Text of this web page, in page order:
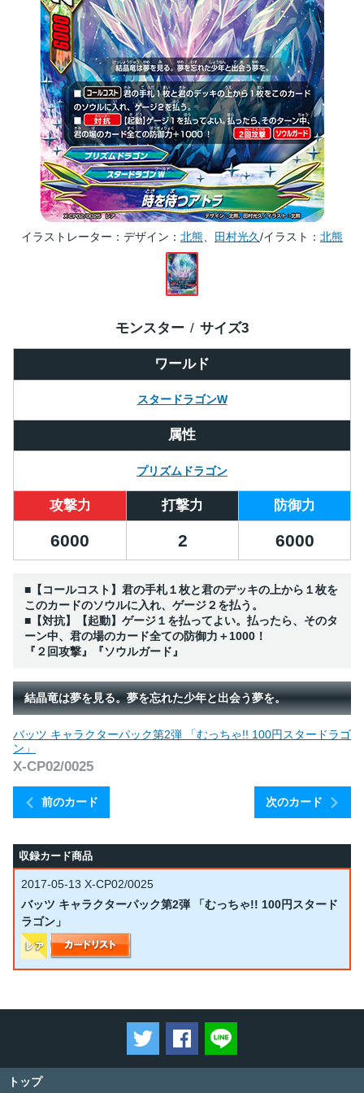
イラストレーター デザイン： 北熊 田村光久/イラスト： 北熊
ワールド
スタードラゴンW
モンスター サイズ3
属性
プリズムドラゴン
攻撃力 打撃力 防御力
6000 2 6000
■【コールコスト】君の手札１枚と君のデッキの上から１枚を
このカードのソウルに入れ、ゲージ２を払う。
■【対抗】【起動】ゲージ１を払ってよい。払ったら、そのタ
ーン中、君の場のカード全ての防御力＋1000！
『２回攻撃』『ソウルガード』
結晶竜は夢を見る。夢を忘れた少年と出会う夢を。
前のカード
バッツ キャラクターパック第2弾 「むっちゃ!! 100円スタードラゴ
ン」
X-CP02/0025
次のカード
収録カード商品
2017-05-13 X-CP02/0025
バッツ キャラクターパック第2弾 「むっちゃ!! 100円スタード
ラゴン」
ツイートするFacebookでシェアする
トップ